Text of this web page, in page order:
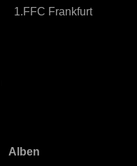
1.FFC Frankfurt
Alben